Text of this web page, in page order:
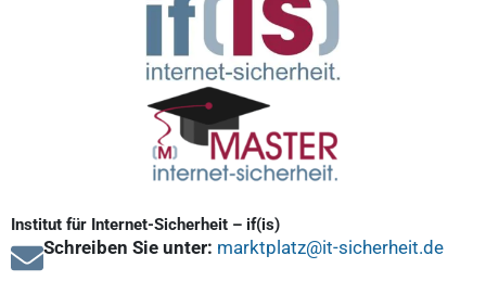
Institut für Internet-Sicherheit – if(is)
Schreiben Sie unter: marktplatz@it-sicherheit.de